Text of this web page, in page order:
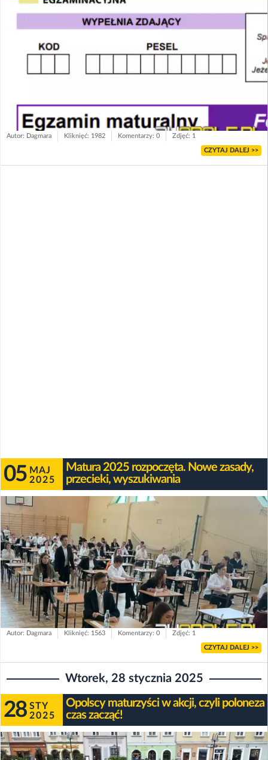
Autor: Dagmara Kliknięć: 1982 Komentarzy: 0 Zdjęć: 1
CZYTAJ DALEJ >>
05 MAJ
2025
Matura 2025 rozpoczęta. Nowe zasady,
przecieki, wyszukiwania
Autor: Dagmara Kliknięć: 1563 Komentarzy: 0 Zdjęć: 1
CZYTAJ DALEJ >>
Wtorek, 28 stycznia 2025
28 STY
2025
Opolscy maturzyści w akcji, czyli poloneza
czas zacząć!